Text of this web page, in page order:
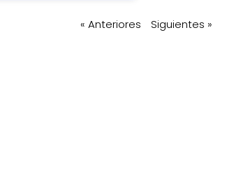
« Anteriores Siguientes »